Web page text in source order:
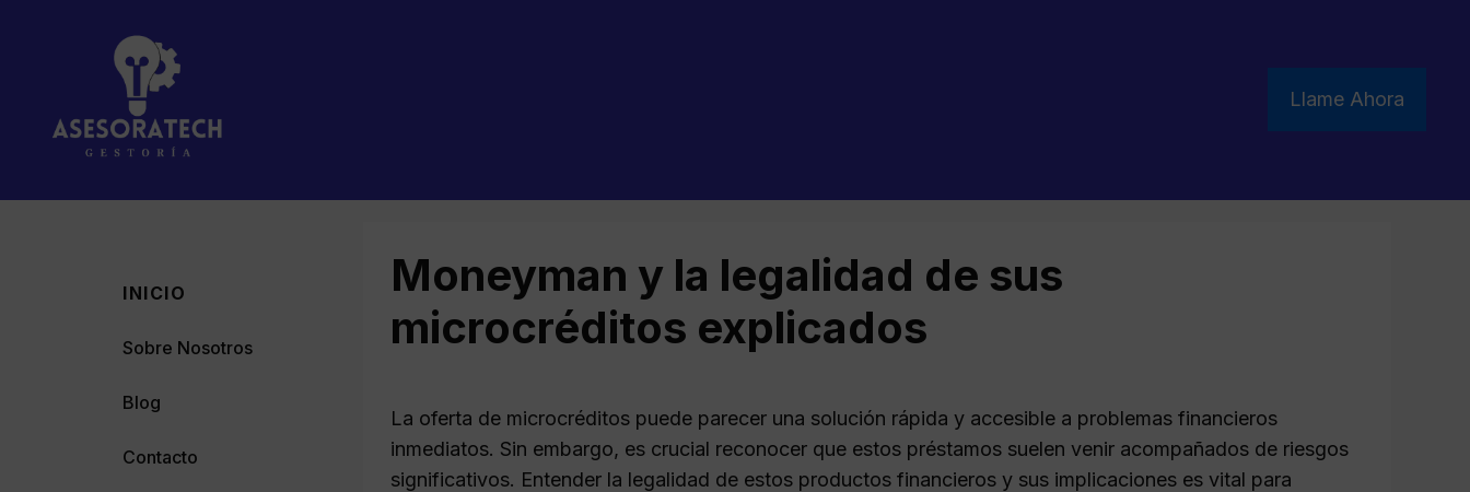
Llame Ahora
Moneyman y la legalidad de sus
microcréditos explicados
La oferta de microcréditos puede parecer una solución rápida y accesible a problemas financieros
inmediatos. Sin embargo, es crucial reconocer que estos préstamos suelen venir acompañados de riesgos
significativos. Entender la legalidad de estos productos financieros y sus implicaciones es vital para
INICIO
Sobre Nosotros
Blog
Contacto